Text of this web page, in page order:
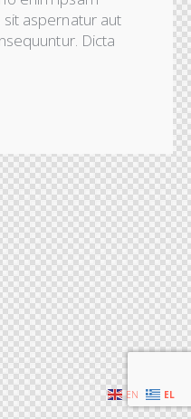
aspernatur aut
Dicta
EN EL